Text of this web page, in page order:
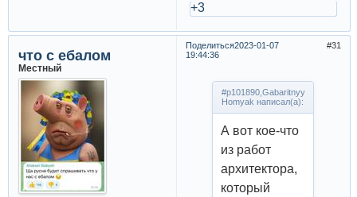
+3
Поделиться 31
2023-01-07
19:44:36
что с ебалом
Местный
#p101890,Gabaritnyy
Homyak написал(а):
А вот кое-что
из работ
архитектора,
который